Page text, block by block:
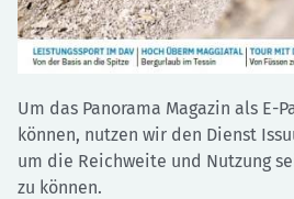
Um das Panorama Magazin als E-
können, nutzen wir den Dienst
um die Reichweite und Nutzung
zu können.